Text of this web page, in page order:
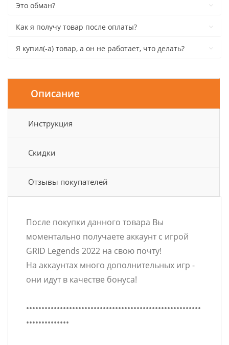
Это обман?
Как я получу товар после оплаты?
Я купил(-а) товар, а он не работает, что делать?
Описание
Инструкция
Скидки
Отзывы покупателей
После покупки данного товара Вы
моментально получаете аккаунт с игрой
GRID Legends 2022 на свою почту!
На аккаунтах много дополнительных игр -
они идут в качестве бонуса!
•••••••••••••••••••••••••••••••••••••••••••••••••••••••••
••••••••••••••